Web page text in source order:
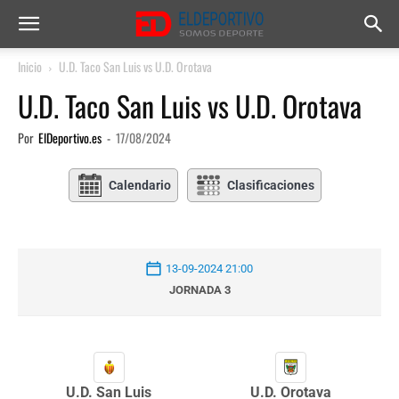
Inicio U.D. Taco San Luis vs U.D. Orotava
U.D. Taco San Luis vs U.D. Orotava
Por ElDeportivo.es - 17/08/2024
Calendario Clasificaciones
13-09-2024 21:00
JORNADA 3
U.D. San Luis U.D. Orotava